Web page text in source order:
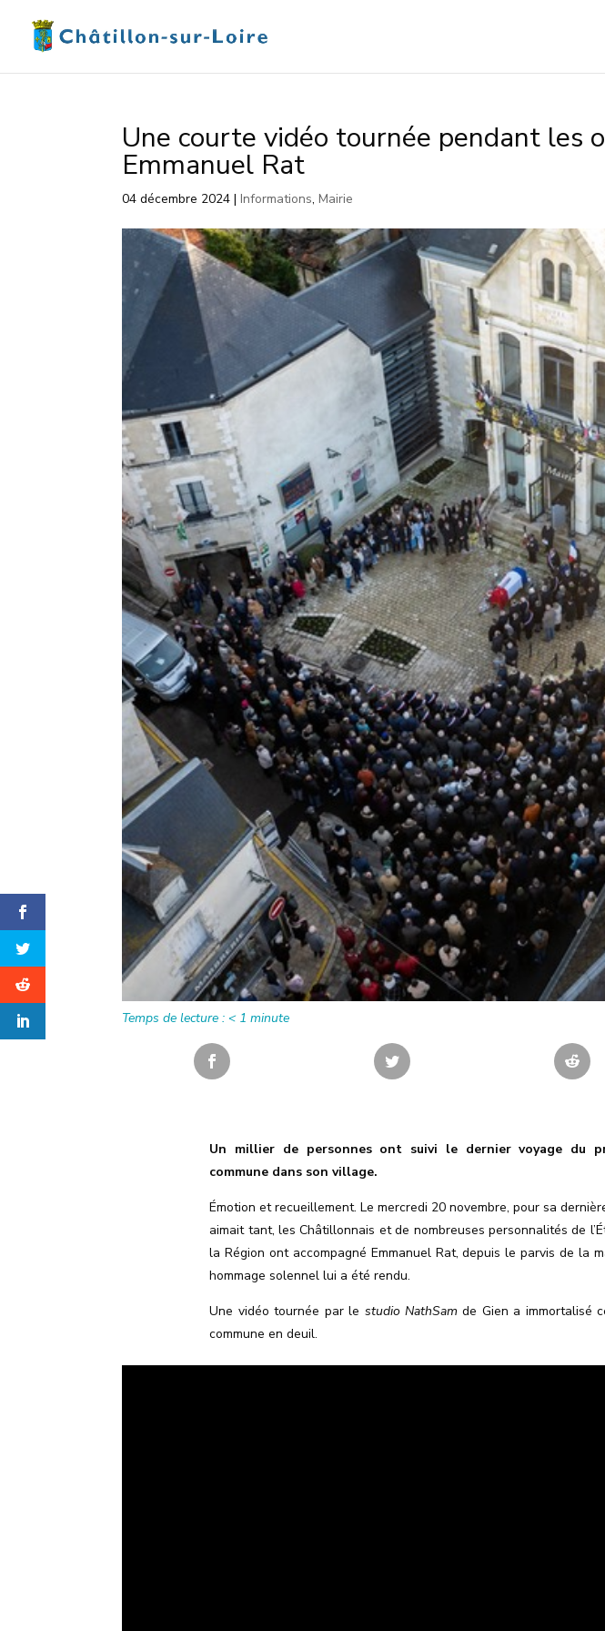
Une courte vidéo tournée pendant les
Emmanuel Rat
04 décembre 2024 |Informations,Mairie
Temps de lecture : < 1 minute
Un millier de personnes ont suivi le dernier voyage du
commune dans son village.
Émotion et recueillement. Le mercredi 20 novembre, pour sa
aimait tant, les Châtillonnais et de nombreuses personnalités de
la Région ont accompagné Emmanuel Rat, depuis le parvis de la
hommage solennel lui a été rendu.
Une vidéo tournée par le studio NathSam de Gien a immortalisé
commune en deuil.